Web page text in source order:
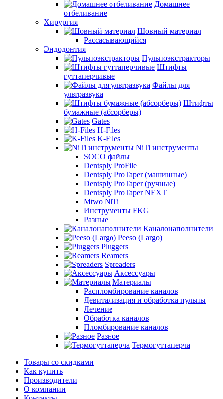
Домашнее
отбеливание
Хирургия
Шовный материал
Рассасывающийся
Эндодонтия
Пульпоэкстракторы
Штифты
гуттаперчивые
Файлы для
ультразвука
Штифты
бумажные (абсорберы)
Gates
H-Files
K-Files
NiTi инструменты
SOCO файлы
Dentsply ProFile
Dentsply ProTaper (машинные)
Dentsply ProTaper (ручные)
Dentsply ProTaper NEXT
Mtwo NiTi
Инструменты FKG
Разные
Каналонаполнители
Peeso (Largo)
Pluggers
Reamers
Spreaders
Аксессуары
Материалы
Распломбирование каналов
Девитализация и обработка пульпы
Лечение
Обработка каналов
Пломбирование каналов
Разное
Термогуттаперча
Товары со скидками
Как купить
Производители
О компании